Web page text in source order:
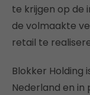
te krijgen op de
de volmaakte
retail te
Blokker
Nederland en